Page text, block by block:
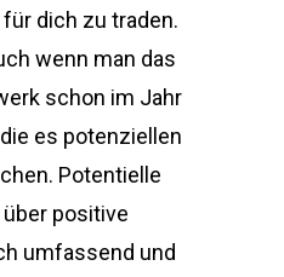
dich zu traden.
wenn man das
schon im Jahr
es potenziellen
Potentielle
positive
umfassend und